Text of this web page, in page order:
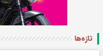
تازه‌ها